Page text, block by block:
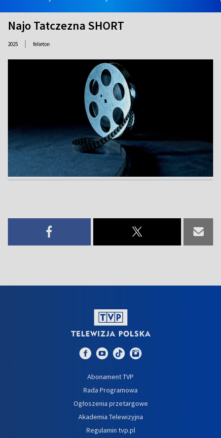
Najo Tatczezna SHORT
2025 | felieton
Abonament TVP
Rada Programowa
Ogłoszenia przetargowe
Akademia Telewizyjna
Regulamin tvp.pl